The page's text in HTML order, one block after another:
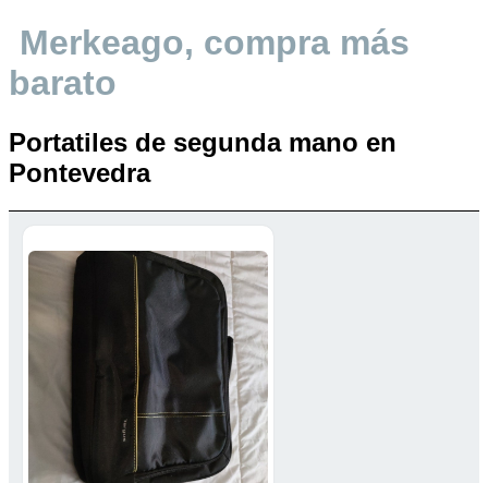
Merkeago, compra más
barato
Portatiles de segunda mano en
Pontevedra